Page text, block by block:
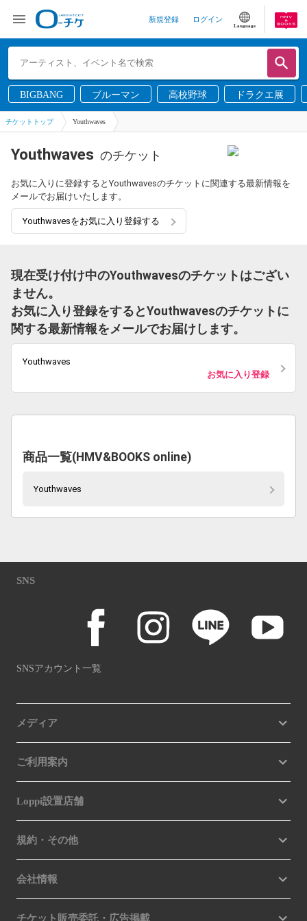
新規登録 ログイン
Language
BIGBANG ブルーマン 高校野球 ドラクエ展
チケットトップ Youthwaves
Youthwaves のチケット
お気に入りに登録するとYouthwavesのチケットに関連する最新情報を
メールでお届けいたします。
Youthwavesをお気に入り登録する
現在受け付け中のYouthwavesのチケットはござい
ません。
お気に入り登録をするとYouthwavesのチケットに
関する最新情報をメールでお届けします。
Youthwaves
お気に入り登録
商品一覧(HMV&BOOKS online)
Youthwaves
SNS
SNSアカウント一覧
メディア
ご利用案内
Loppi設置店舗
規約・その他
会社情報
チケット販売委託・広告掲載